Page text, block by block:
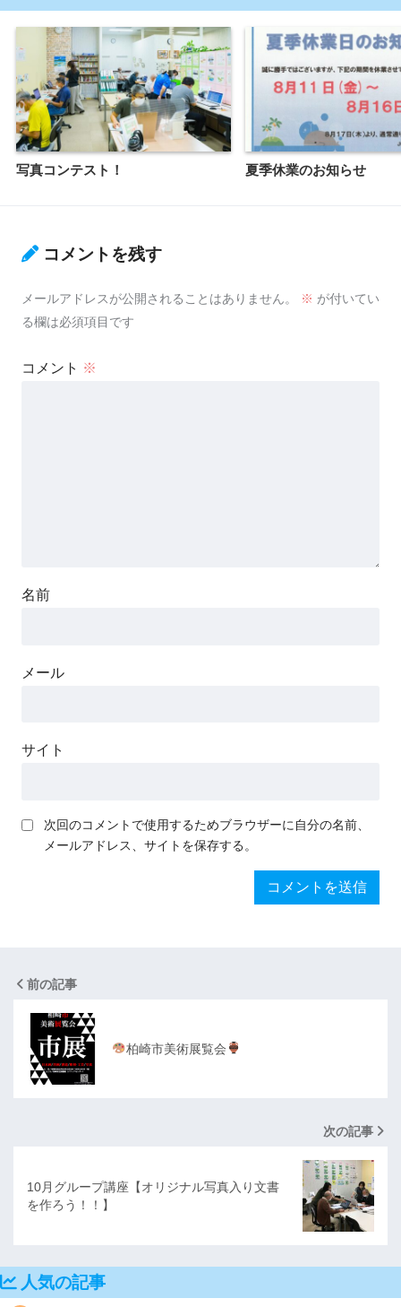
写真コンテスト！ 夏季休業のお知らせ
コメントを残す
メールアドレスが公開されることはありません。 ※ が付いてい
る欄は必須項目です
コメント ※
名前
メール
サイト
次回のコメントで使用するためブラウザーに自分の名前、
メールアドレス、サイトを保存する。
前の記事
柏崎市美術展覧会
次の記事
10月グループ講座【オリジナル写真入り文書
を作ろう！！】
人気の記事